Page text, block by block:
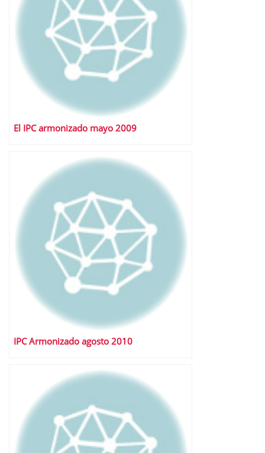
El IPC armonizado mayo 2009
IPC Armonizado agosto 2010